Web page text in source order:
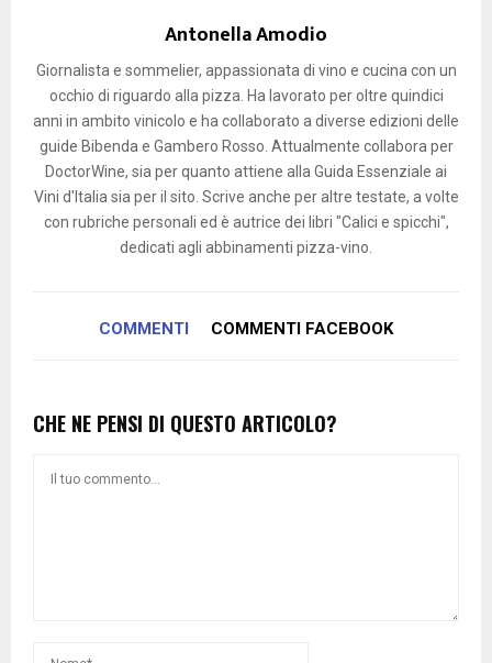
Antonella Amodio
Giornalista e sommelier, appassionata di vino e cucina con un
occhio di riguardo alla pizza. Ha lavorato per oltre quindici
anni in ambito vinicolo e ha collaborato a diverse edizioni delle
guide Bibenda e Gambero Rosso. Attualmente collabora per
DoctorWine, sia per quanto attiene alla Guida Essenziale ai
Vini d'Italia sia per il sito. Scrive anche per altre testate, a volte
con rubriche personali ed è autrice dei libri "Calici e spicchi",
dedicati agli abbinamenti pizza-vino.
COMMENTI COMMENTI FACEBOOK
CHE NE PENSI DI QUESTO ARTICOLO?